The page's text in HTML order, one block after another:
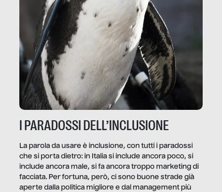
I PARADOSSI DELL’INCLUSIONE
La parola da usare è inclusione, con tutti i paradossi
che si porta dietro: in Italia si include ancora poco, si
include ancora male, si fa ancora troppo marketing di
facciata. Per fortuna, però, ci sono buone strade già
aperte dalla politica migliore e dal management più